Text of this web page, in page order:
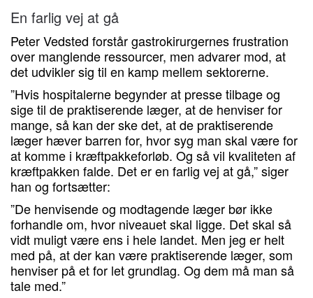
En farlig vej at gå
Peter Vedsted forstår gastrokirurgernes frustration
over manglende ressourcer, men advarer mod, at
det udvikler sig til en kamp mellem sektorerne.
”Hvis hospitalerne begynder at presse tilbage og
sige til de praktiserende læger, at de henviser for
mange, så kan der ske det, at de praktiserende
læger hæver barren for, hvor syg man skal være for
at komme i kræftpakkeforløb. Og så vil kvaliteten af
kræftpakken falde. Det er en farlig vej at gå,” siger
han og fortsætter:
”De henvisende og modtagende læger bør ikke
forhandle om, hvor niveauet skal ligge. Det skal så
vidt muligt være ens i hele landet. Men jeg er helt
med på, at der kan være praktiserende læger, som
henviser på et for let grundlag. Og dem må man så
tale med.”